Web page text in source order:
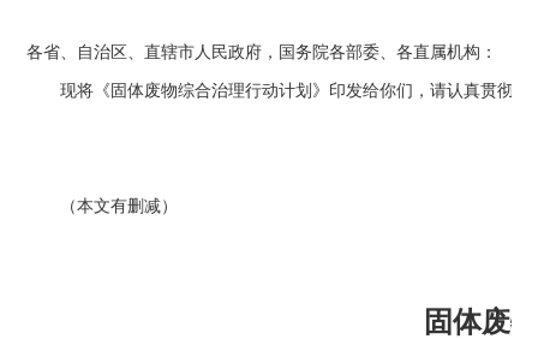
各省、自治区、直辖市人民政府，国务院各部委、各直属机构：
现将《固体废物综合治理行动计划》印发给你们，请认真贯彻执
（本文有删减）
固体废